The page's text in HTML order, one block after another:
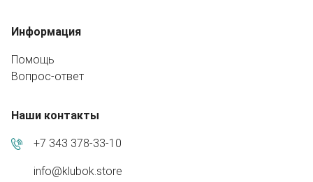
Информация
Помощь
Вопрос-ответ
Наши контакты
+7 343 378-33-10
info@klubok.store